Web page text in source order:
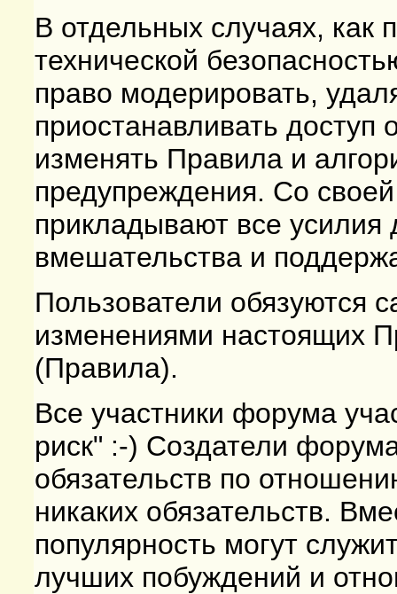
В отдельных случаях, как
технической
право модерировать,
приостанавливать доступ
изменять Правила и
предупреждения. Со
прикладывают все
вмешательства и
Пользователи обязуются
изменениями настоящих
(Правила).
Все участники форума
риск" :-) Создатели
обязательств по
никаких обязательств.
популярность могут
лучших побуждений и